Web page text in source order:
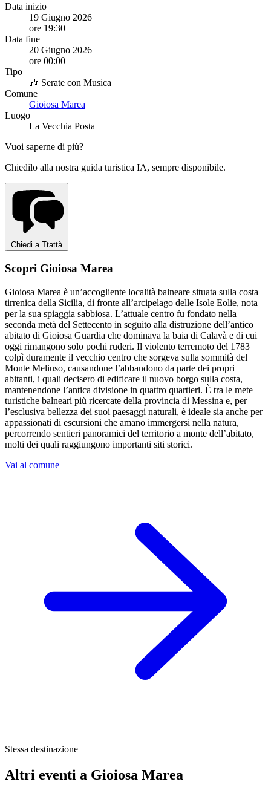
Data inizio
19 Giugno 2026
ore 19:30
Data fine
20 Giugno 2026
ore 00:00
Tipo
🎶 Serate con Musica
Comune
Gioiosa Marea
Luogo
La Vecchia Posta
Vuoi saperne di più?
Chiedilo alla nostra guida turistica IA, sempre disponibile.
Chiedi a Ttattà
Scopri Gioiosa Marea
Gioiosa Marea è un’accogliente località balneare situata sulla costa
tirrenica della Sicilia, di fronte all’arcipelago delle Isole Eolie, nota
per la sua spiaggia sabbiosa. L’attuale centro fu fondato nella
seconda metà del Settecento in seguito alla distruzione dell’antico
abitato di Gioiosa Guardia che dominava la baia di Calavà e di cui
oggi rimangono solo pochi ruderi. Il violento terremoto del 1783
colpì duramente il vecchio centro che sorgeva sulla sommità del
Monte Meliuso, causandone l’abbandono da parte dei propri
abitanti, i quali decisero di edificare il nuovo borgo sulla costa,
mantenendone l’antica divisione in quattro quartieri. È tra le mete
turistiche balneari più ricercate della provincia di Messina e, per
l’esclusiva bellezza dei suoi paesaggi naturali, è ideale sia anche per
appassionati di escursioni che amano immergersi nella natura,
percorrendo sentieri panoramici del territorio a monte dell’abitato,
molti dei quali raggiungono importanti siti storici.
Vai al comune
Stessa destinazione
Altri eventi a Gioiosa Marea